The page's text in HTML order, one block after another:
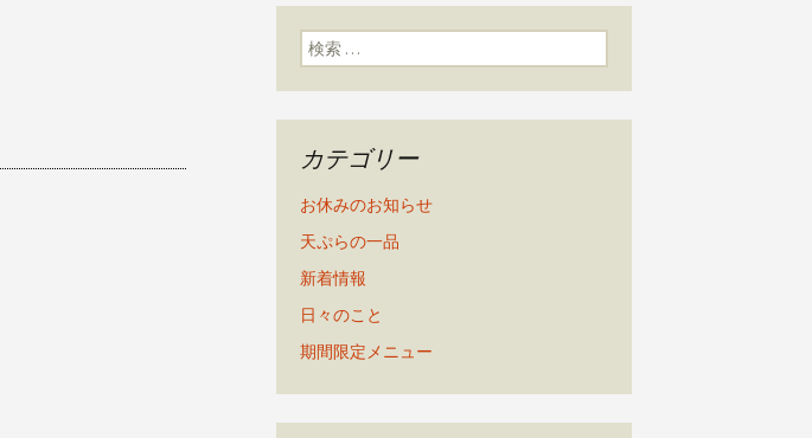
検索:
カテゴリー
お休みのお知らせ
天ぷらの一品
新着情報
日々のこと
期間限定メニュー